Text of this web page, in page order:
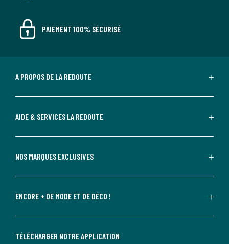
PAIEMENT 100% SÉCURISÉ
A PROPOS DE LA REDOUTE
AIDE & SERVICES LA REDOUTE
NOS MARQUES EXCLUSIVES
ENCORE + DE MODE ET DE DÉCO !
TÉLÉCHARGER NOTRE APPLICATION